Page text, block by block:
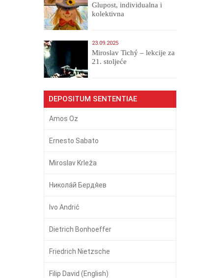
Glupost, individualna i
kolektivna
23.09.2025
Miroslav Tichý – lekcije za
21. stoljeće
DEPOSITUM SENTENTIAE
Amos Oz
Ernesto Sabato
Miroslav Krleža
Никола́й Бердя́ев
Ivo Andrić
Dietrich Bonhoeffer
Friedrich Nietzsche
Filip David (English)